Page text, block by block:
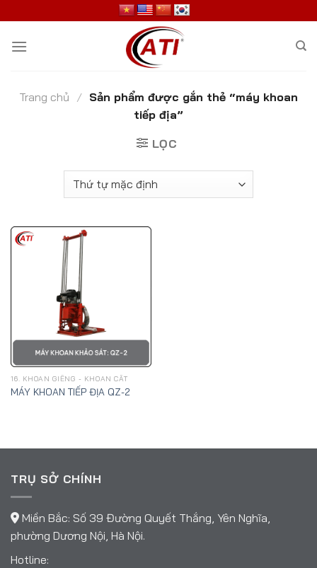
to
content
Trang chủ / Sản phẩm được gắn thẻ “máy khoan
tiếp địa”
LỌC
16. KHOAN GIẾNG - KHOAN CẮT
MÁY KHOAN TIẾP ĐỊA QZ-2
TRỤ SỞ CHÍNH
Miền Bắc: Số 39 Đường Quyết Thắng, Yên Nghĩa,
phường Dương Nội, Hà Nội.
Hotline: